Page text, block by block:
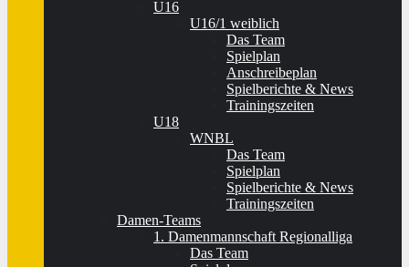
U16
U16/1 weiblich
Das Team
Spielplan
Anschreibeplan
Spielberichte & News
Trainingszeiten
U18
WNBL
Das Team
Spielplan
Spielberichte & News
Trainingszeiten
Damen-Teams
1. Damenmannschaft Regionalliga
Das Team